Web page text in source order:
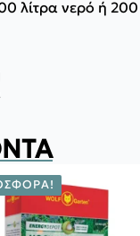
λίτρα νερό ή